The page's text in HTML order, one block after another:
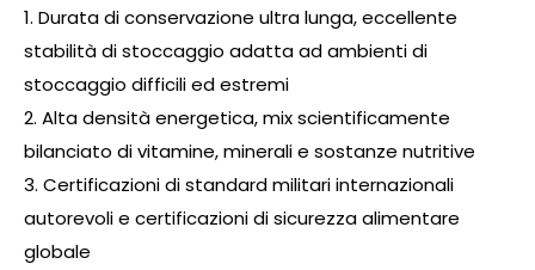
1. Durata di conservazione ultra lunga, eccellente
stabilità di stoccaggio adatta ad ambienti di
stoccaggio difficili ed estremi
2. Alta densità energetica, mix scientificamente
bilanciato di vitamine, minerali e sostanze nutritive
3. Certificazioni di standard militari internazionali
autorevoli e certificazioni di sicurezza alimentare
globale